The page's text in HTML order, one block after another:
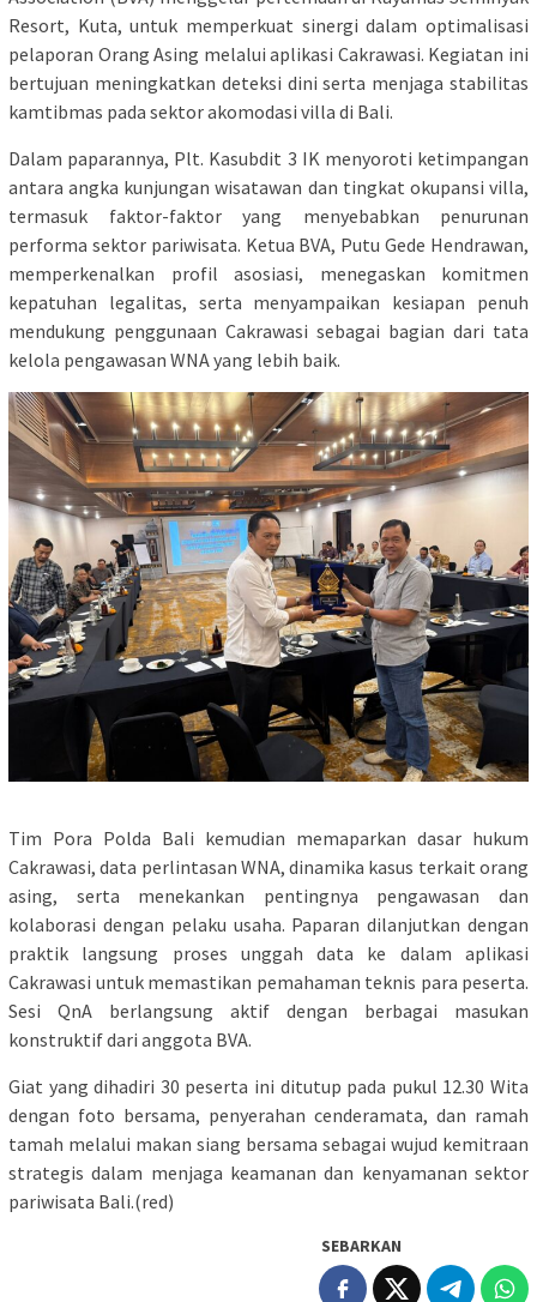
Resort, Kuta, untuk memperkuat sinergi dalam optimalisasi
pelaporan Orang Asing melalui aplikasi Cakrawasi. Kegiatan ini
bertujuan meningkatkan deteksi dini serta menjaga stabilitas
kamtibmas pada sektor akomodasi villa di Bali.
Dalam paparannya, Plt. Kasubdit 3 IK menyoroti ketimpangan
antara angka kunjungan wisatawan dan tingkat okupansi villa,
termasuk faktor-faktor yang menyebabkan penurunan
performa sektor pariwisata. Ketua BVA, Putu Gede Hendrawan,
memperkenalkan profil asosiasi, menegaskan komitmen
kepatuhan legalitas, serta menyampaikan kesiapan penuh
mendukung penggunaan Cakrawasi sebagai bagian dari tata
kelola pengawasan WNA yang lebih baik.
Tim Pora Polda Bali kemudian memaparkan dasar hukum
Cakrawasi, data perlintasan WNA, dinamika kasus terkait orang
asing, serta menekankan pentingnya pengawasan dan
kolaborasi dengan pelaku usaha. Paparan dilanjutkan dengan
praktik langsung proses unggah data ke dalam aplikasi
Cakrawasi untuk memastikan pemahaman teknis para peserta.
Sesi QnA berlangsung aktif dengan berbagai masukan
konstruktif dari anggota BVA.
Giat yang dihadiri 30 peserta ini ditutup pada pukul 12.30 Wita
dengan foto bersama, penyerahan cenderamata, dan ramah
tamah melalui makan siang bersama sebagai wujud kemitraan
strategis dalam menjaga keamanan dan kenyamanan sektor
pariwisata Bali.(red)
SEBARKAN